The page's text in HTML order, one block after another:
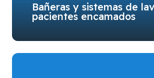
Bañeras y sistemas de
pacientes encamados